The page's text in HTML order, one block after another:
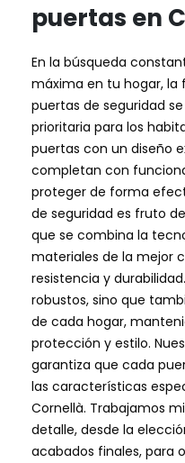
puertas en
En la búsqueda
máxima en tu hogar, la
puertas de seguridad
prioritaria para los
puertas con un diseño
completan con
proteger de forma
de seguridad es fruto
que se combina la
materiales de la mejor
resistencia y
robustos, sino que
de cada hogar,
protección y estilo.
garantiza que cada
las características
Cornellà. Trabajamos
detalle, desde la
acabados finales, para